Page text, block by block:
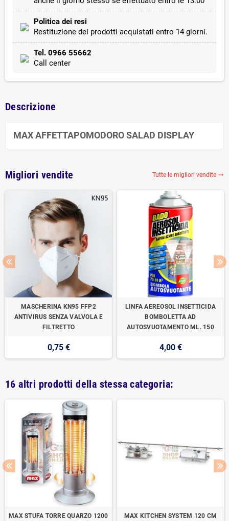
Politica dei resi
Restituzione dei prodotti acquistati entro 14 giorni.
Tel. 0966 55662
Call center
Descrizione
MAX AFFETTAPOMODORO SALAD DISPLAY
Migliori vendite Tutte le migliori vendite 
MASCHERINA KN95 FFP2
ANTIVIRUS SENZA VALVOLA E
FILTRETTO
0,75 €
LINFA AEREOSOL INSETTICIDA
BOMBOLETTA AD
AUTOSVUOTAMENTO ML. 150
4,00 €
16 altri prodotti della stessa categoria:
MAX STUFA TORRE QUARZO 1200
MAX KITCHEN SYSTEM 120 CM